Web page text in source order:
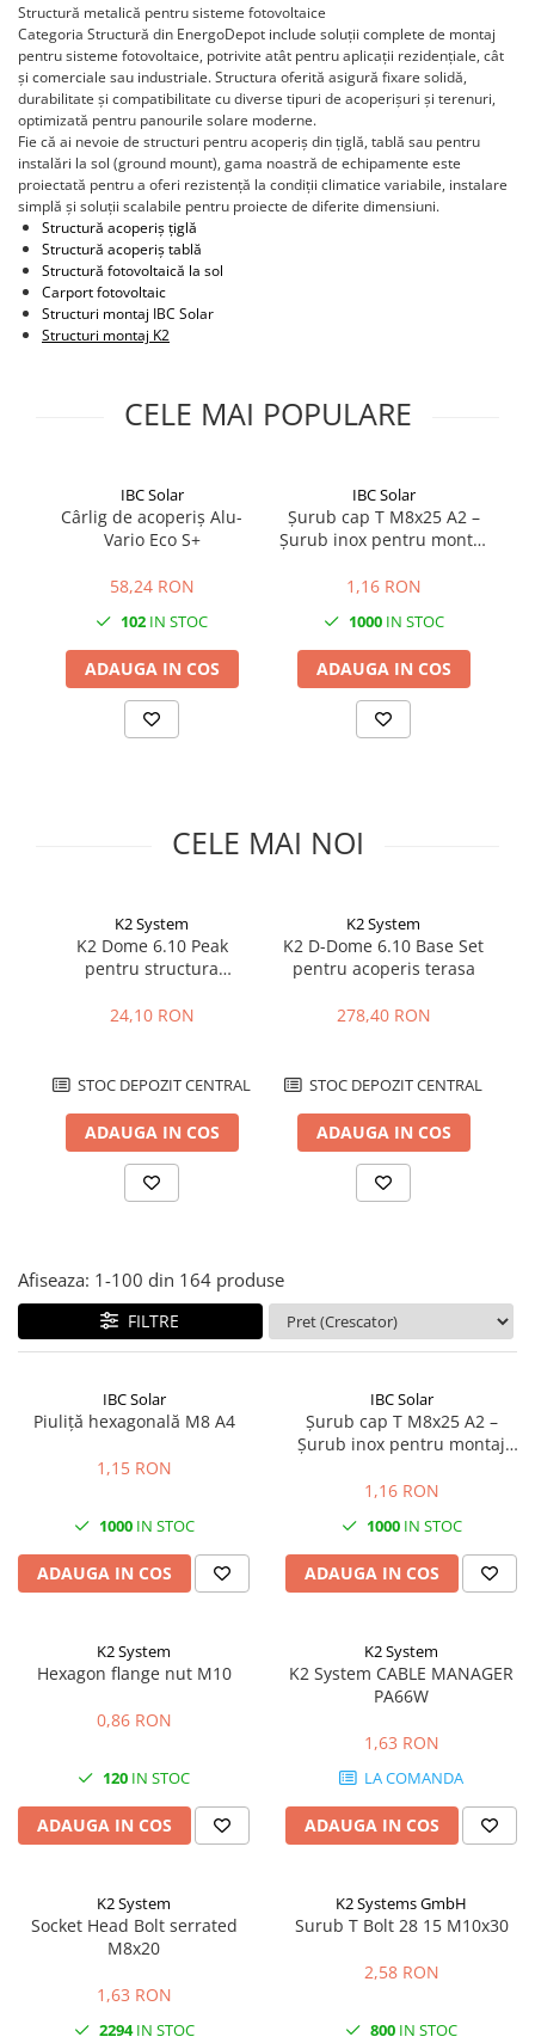
Invertoare on-grid Sungrow
Statii de reincarcare Sungrow
Victron Energy
MPPT
Accesorii Victron
Acumulatori Victron
Invertor Hibrid - Off Grid
Statii de reincarcare Victron
HV
US
SMA
Sungrow
SBH
SBR battery
SBS
Accesorii stocare
Cabluri aluminiu coaxial
bransament
Cabluri aluminiu nearmat
Cabluri aluminiu tip Enel
Cabluri aluminiu torsadat/aerian
Cabluri energie joasa tensiune -
cupru
Cabluri cupru armat
Cabluri cupru coaxial bransament
Cabluri cupru flexibil
Cabluri cupru nearmat
Cabluri flexibile plate
Cabluri medie tensiune aluminiu
Cabluri optice
Cabluri speciale
Conductori flexibili cupru
Conductori rigizi
Conductori rigizi cupru
Cabluri alarma
Cabluri semnalizare si control
Cutie ABS modulara
Doze
Doze aparat
Jgheaburi
Jgheab metalic perforat
Jgheab tip sarma
Tablou metalic
Tablou organizare santier echipat
Tablou organizare santier necablat
Tub flexibil
Tub flexibil metalic
Intrerupatoare automate
AFDD
Intrerupatoare automate de putere
Intrerupatoare automate
diferentiale
Intrerupatoare automate modulare
Separator sarcina
Relee
Releu monitorizare tensiune
Separator fuzibil
Separator fuzibil aplicatii
Aplica LED
Corpuri solare
Corpuri solare decorative
Iluminat festiv
Instalatii sarbatori
Lanterne
Stalpi de iluminat
Structură metalică pentru sisteme fotovoltaice
Categoria Structură din EnergoDepot include soluții complete de montaj
pentru sisteme fotovoltaice, potrivite atât pentru aplicații rezidențiale, cât
și comerciale sau industriale. Structura oferită asigură fixare solidă,
durabilitate și compatibilitate cu diverse tipuri de acoperișuri și terenuri,
optimizată pentru panourile solare moderne.
Fie că ai nevoie de structuri pentru acoperiș din țiglă, tablă sau pentru
instalări la sol (ground mount), gama noastră de echipamente este
proiectată pentru a oferi rezistență la condiții climatice variabile, instalare
simplă și soluții scalabile pentru proiecte de diferite dimensiuni.
Structură acoperiș țiglă
Structură acoperiș tablă
Structură fotovoltaică la sol
Carport fotovoltaic
Structuri montaj IBC Solar
Structuri montaj K2
CELE MAI POPULARE
IBC Solar
Cârlig de acoperiș Alu-
Vario Eco S+
58,24 RON
102 IN STOC
ADAUGA IN COS
IBC Solar
Șurub cap T M8x25 A2 –
Șurub inox pentru montaj
Calitate A2
1,16 RON
1000IN STOC
ADAUGA IN COS
CELE MAI NOI
K2 System
K2 Dome 6.10 Peak
pentru structura
24,10 RON
STOC DEPOZIT CENTRAL
ADAUGA IN COS
K2 System
K2 D-Dome 6.10 Base Set
pentru acoperis terasa
278,40 RON
STOC DEPOZIT CENTRAL
ADAUGA IN COS
Afiseaza: 1-100 din 164 produse
FILTRE
IBC Solar
Piuliță hexagonală M8 A4
1,15 RON
1000IN STOC
ADAUGA IN COS
IBC Solar
Șurub cap T M8x25 A2 –
Șurub inox pentru montaj
A2
1,16 RON
1000IN STOC
ADAUGA IN COS
K2 System
Hexagon flange nut M10
0,86 RON
120 IN STOC
ADAUGA IN COS
K2 System
K2 System CABLE MANAGER
PA66W
1,63 RON
LA COMANDA
ADAUGA IN COS
K2 System
Socket Head Bolt serrated
M8x20
1,63 RON
2294IN STOC
K2 Systems GmbH
Surub T Bolt 28 15 M10x30
2,58 RON
800 IN STOC